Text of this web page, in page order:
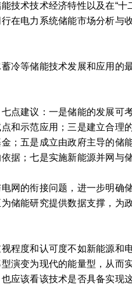
术技术经济特性以及在“十
在电力系统储能市场分析与
等储能技术发展和应用的
建议：一是储能的发展可
和示范应用；三是建立合理
；五是成立由政府主导的储
据；七是实施新能源并网与储
的衔接问题，进一步明确
储能研究提供数据支撑，为
度和认可度不如新能源和
演变为现代的能量型，从而
应该看该技术是否具备实现